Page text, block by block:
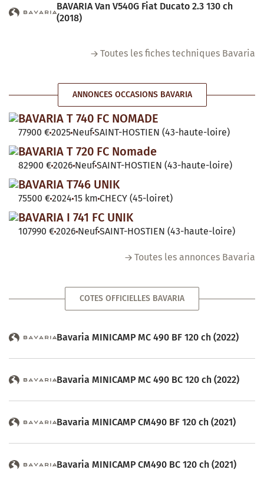
BAVARIA Van V540G Fiat Ducato 2.3 130 ch
(2018)
Toutes les fiches techniques Bavaria
ANNONCES OCCASIONS BAVARIA
BAVARIA T 740 FC NOMADE
77900 €2025 NeufSAINT-HOSTIEN (43-haute-loire)
BAVARIA T 720 FC Nomade
82900 €2026 NeufSAINT-HOSTIEN (43-haute-loire)
BAVARIA T746 UNIK
75500 €2024 15 km CHECY (45-loiret)
BAVARIA I 741 FC UNIK
107990 €2026 NeufSAINT-HOSTIEN (43-haute-loire)
Toutes les annonces Bavaria
COTES OFFICIELLES BAVARIA
Bavaria MINICAMP MC 490 BF 120 ch (2022)
Bavaria MINICAMP MC 490 BC 120 ch (2022)
Bavaria MINICAMP CM490 BF 120 ch (2021)
Bavaria MINICAMP CM490 BC 120 ch (2021)